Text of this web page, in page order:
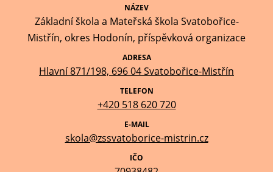
NÁZEV
Základní škola a Mateřská škola Svatobořice-
Mistřín, okres Hodonín, příspěvková organizace
ADRESA
Hlavní 871/198, 696 04 Svatobořice-Mistřín
TELEFON
+420 518 620 720
E-MAIL
skola@zssvatoborice-mistrin.cz
IČO